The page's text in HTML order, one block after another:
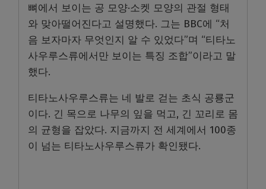
뼈에서 보이는 공 모양·소켓 모양의 관절 형태
와 맞아떨어진다고 설명했다. 그는 BBC에 “처
음 보자마자 무엇인지 알 수 있었다”며 “티타노
사우루스류에서만 보이는 특징 조합”이라고 말
했다.
티타노사우루스류는 네 발로 걷는 초식 공룡군
이다. 긴 목으로 나무의 잎을 먹고, 긴 꼬리로 몸
의 균형을 잡았다. 지금까지 전 세계에서 100종
이 넘는 티타노사우루스류가 확인됐다.